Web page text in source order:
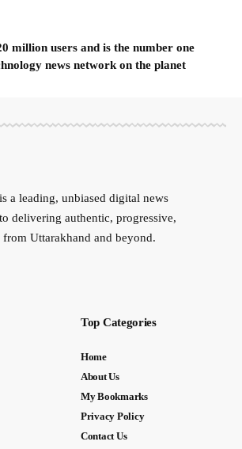
million users and is the number one
news network on the planet
a leading, unbiased digital news
delivering authentic, progressive,
Uttarakhand and beyond.
Top Categories
Home
About Us
My Bookmarks
Privacy Policy
Contact Us